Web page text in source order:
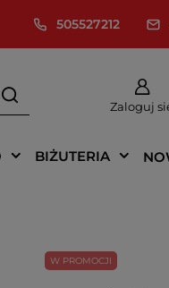
505527212
Zaloguj
BIŻUTERIA
W PROMOCJI